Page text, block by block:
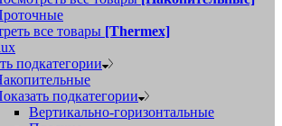
все товары [Thermex]
подкатегории
подкатегории
Вертикально-горизонтальные